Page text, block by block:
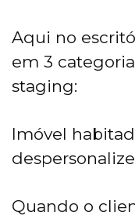
Aqui no
em 3
staging:
Imóvel
Quando o